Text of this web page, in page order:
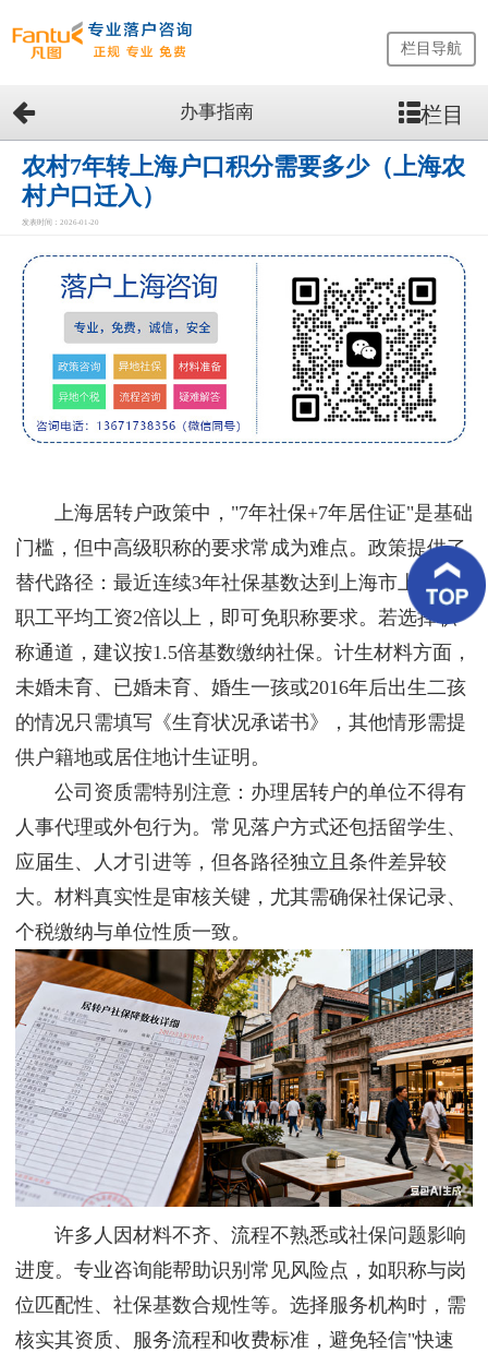
网
站
首
页
留
生
务
优
案
客
好
评
新
闻
资
联
系
我
们
栏目导航
办事指南 栏目
农村7年转上海户口积分需要多少（上海农
村户口迁入）
发表时间：2026-01-20
上海居转户政策中，"7年社保+7年居住证"是基础
门槛，但中高级职称的要求常成为难点。政策提供了
替代路径：最近连续3年社保基数达到上海市上年度
职工平均工资2倍以上，即可免职称要求。若选择职
称通道，建议按1.5倍基数缴纳社保。计生材料方面，
未婚未育、已婚未育、婚生一孩或2016年后出生二孩
的情况只需填写《生育状况承诺书》，其他情形需提
供户籍地或居住地计生证明。
公司资质需特别注意：办理居转户的单位不得有
人事代理或外包行为。常见落户方式还包括留学生、
应届生、人才引进等，但各路径独立且条件差异较
大。材料真实性是审核关键，尤其需确保社保记录、
个税缴纳与单位性质一致。
许多人因材料不齐、流程不熟悉或社保问题影响
进度。专业咨询能帮助识别常见风险点，如职称与岗
位匹配性、社保基数合规性等。选择服务机构时，需
核实其资质、服务流程和收费标准，避免轻信"快速